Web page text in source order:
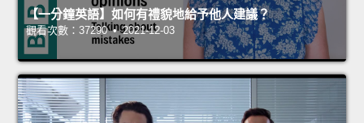
【一分鐘英語】如何有禮貌地給予他人建議？
觀看次數：37290 • 2021-12-03